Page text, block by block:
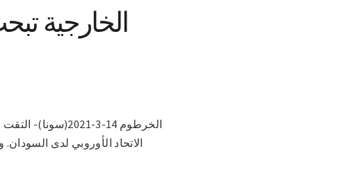
الخارجية
الخرطوم 14-3-
الاتحاد الأوروبي لدى